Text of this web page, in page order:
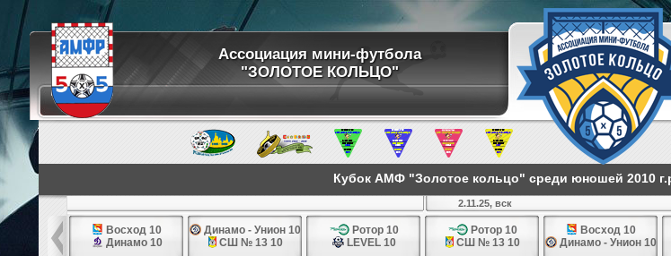
Ассоциация мини-футбола
"ЗОЛОТОЕ КОЛЬЦО"
Кубок АМФ "Золотое кольцо" среди юношей 2010
- Унион 10
Восход 10
Динамо 10
Динамо - Унион 10
СШ № 13 10
Ротор 10
LEVEL 10
2.11.25, вск
Ротор 10
СШ № 13 10
Восход 10
Динамо - Унион 10